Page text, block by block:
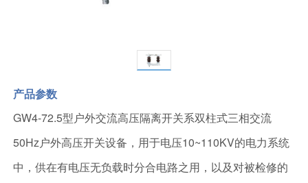
产品参数
GW4-72.5型户外交流高压隔离开关系双柱式三相交流
50Hz户外高压开关设备，用于电压10~110KV的电力系统
中，供在有电压无负载时分合电路之用，以及对被检修的